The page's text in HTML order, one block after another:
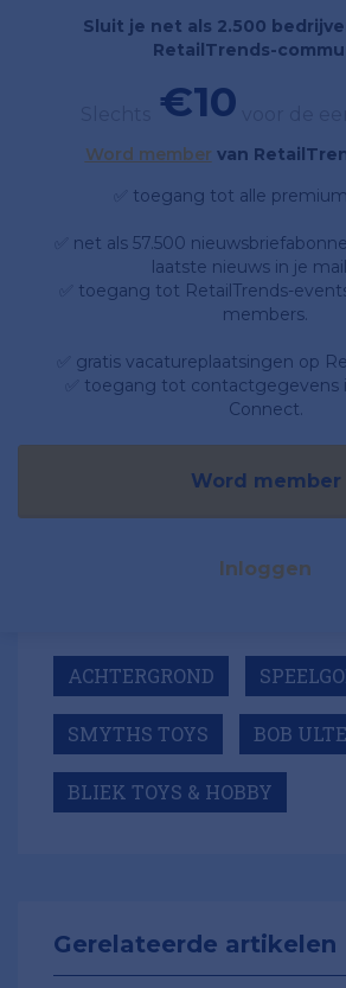
Sluit je net als 2.500
RetailTrends-
€10
Word member van
✅ toegang tot alle
✅ net als 57.500
laatste nieuws in je
✅ toegang tot RetailTrends-
members.
✅ gratis vacatureplaatsingen op
✅ toegang tot contactgegevens
Connect.
Word member
Inloggen
ACHTERGROND
SMYTHS TOYS BOB
BLIEK TOYS & HOBBY
Gerelateerde artikelen